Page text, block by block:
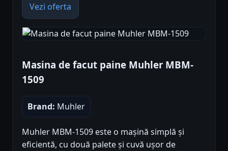
Vezi oferta
Masina de facut paine Muhler MBM-
1509
Brand: Muhler
Muhler MBM-1509 este o mașină simplă și
eficientă, cu două palete și cuvă ușor de